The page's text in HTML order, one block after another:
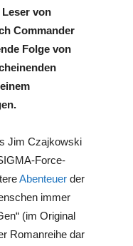
von
Commander
Folge von
Jim Czajkowski
Force-
Abenteuer der
immer
(im Original
Romanreihe dar